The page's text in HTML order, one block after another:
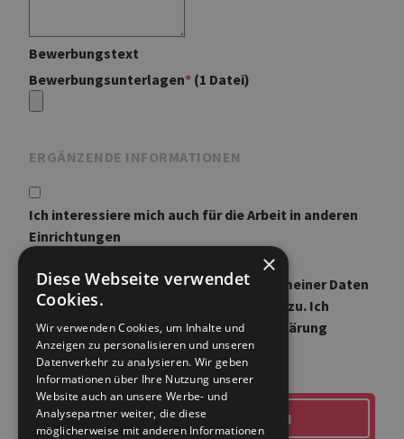
Bewerbungstext
Bewerbungsunterlagen* (1 Datei)
ERGÄNZENDE INFORMATIONEN
Ich interessiere mich auch für die Arbeit in anderen
Einrichtungen
Ich stimme der Nutzung / Speicherung meiner Daten
im Rahmen des Bewerbungsverfahrens zu. Ich
bestätige, dass ich die Datenschutzerklärung
gelesen habe und akzeptiere diese.
BEWERBUNG ABSCHICKEN
×
Diese Webseite verwendet
Cookies.
Wir verwenden Cookies, um Inhalte und
Anzeigen zu personalisieren und unseren
Datenverkehr zu analysieren. Wir geben
Informationen über Ihre Nutzung unserer
Website auch an unsere Werbe- und
Analysepartner weiter, die diese
möglicherweise mit anderen Informationen